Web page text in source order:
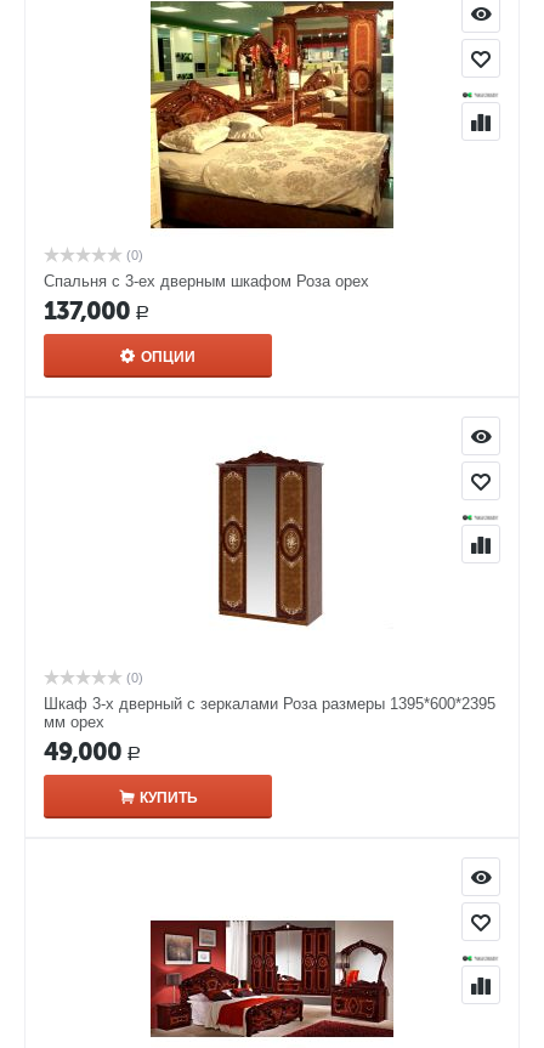
(0)
Спальня с 3-ех дверным шкафом Роза орех
137,000 Р
ОПЦИИ
(0)
Шкаф 3-х дверный с зеркалами Роза размеры 1395*600*2395
мм орех
49,000 Р
КУПИТЬ